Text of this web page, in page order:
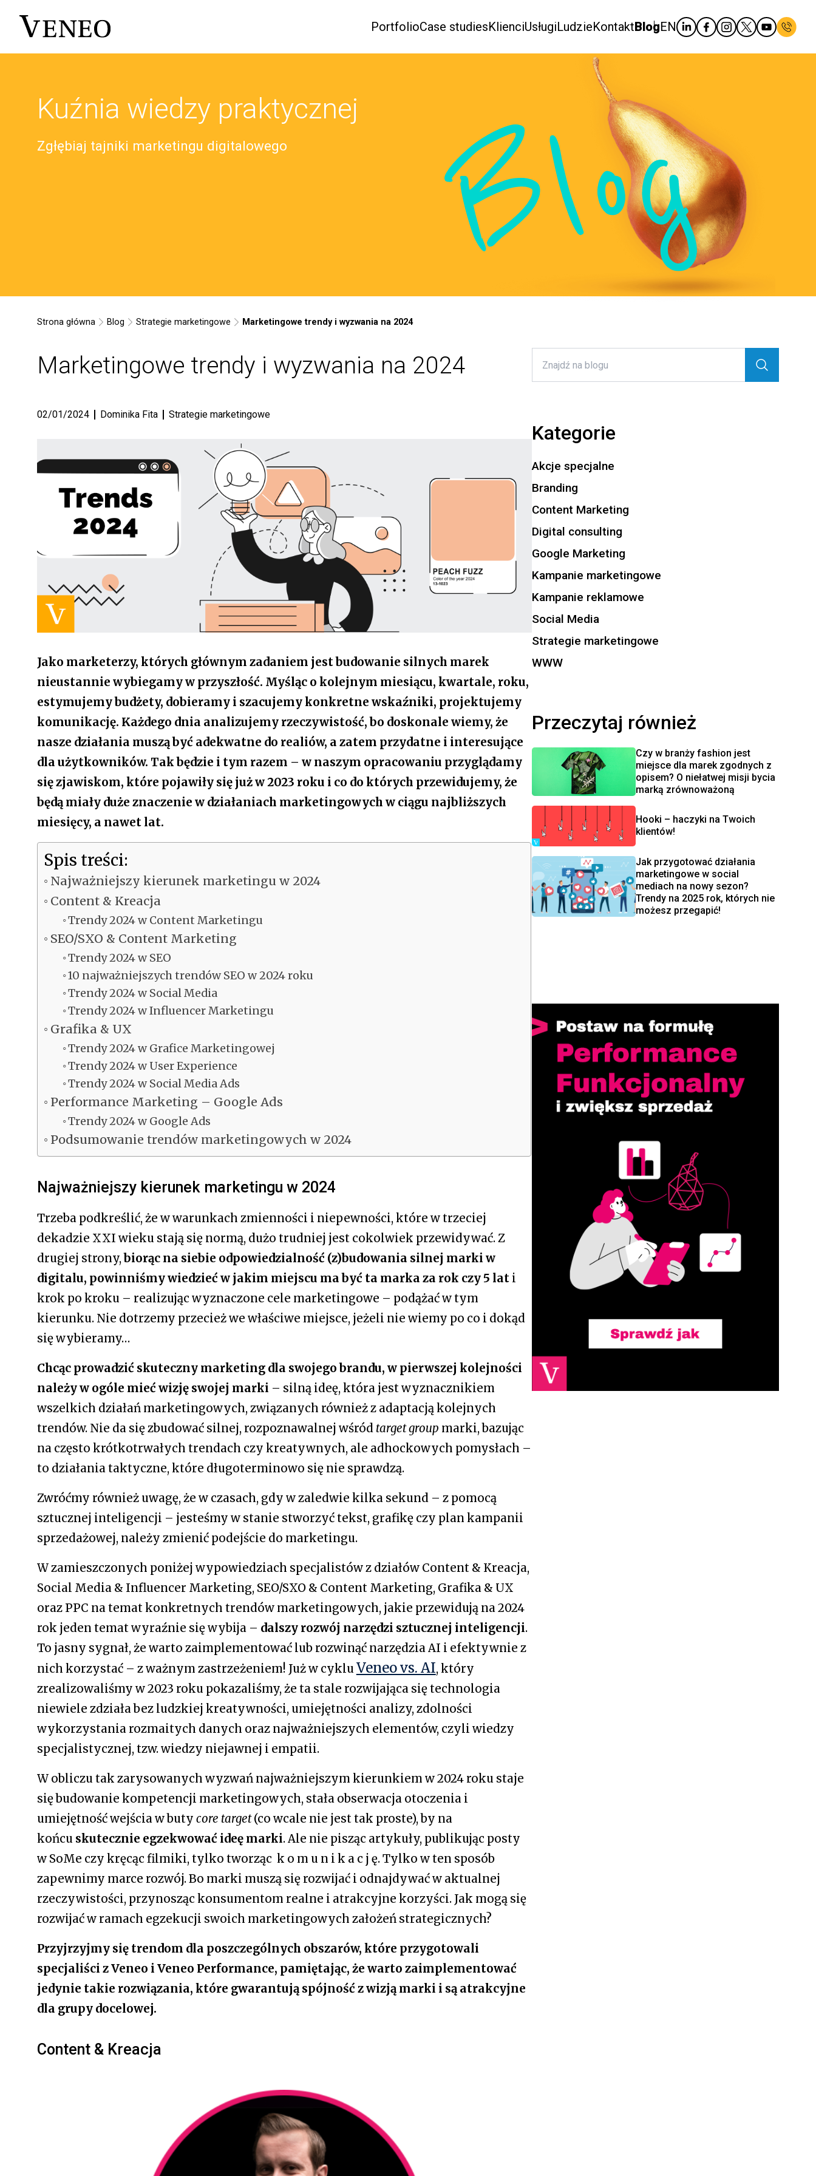
PortfolioCase studiesKlienciUsługiLudzieKontaktBlogEN
Kuźnia wiedzy praktycznej
Zgłębiaj tajniki marketingu digitalowego Blog
Strona główna Blog Strategie marketingowe Marketingowe trendy i wyzwania na 2024
Marketingowe trendy i wyzwania na 2024
02/01/2024 Dominika Fita Strategie marketingowe
Jako marketerzy, których głównym zadaniem jest budowanie silnych marek
nieustannie wybiegamy w przyszłość. Myśląc o kolejnym miesiącu, kwartale, roku,
estymujemy budżety, dobieramy i szacujemy konkretne wskaźniki, projektujemy
komunikację. Każdego dnia analizujemy rzeczywistość, bo doskonale wiemy, że
nasze działania muszą być adekwatne do realiów, a zatem przydatne i interesujące
dla użytkowników. Tak będzie i tym razem – w naszym opracowaniu przyglądamy
się zjawiskom, które pojawiły się już w 2023 roku i co do których przewidujemy, że
będą miały duże znaczenie w działaniach marketingowych w ciągu najbliższych
miesięcy, a nawet lat.
Spis treści:
Najważniejszy kierunek marketingu w 2024
Content & Kreacja
Trendy 2024 w Content Marketingu
SEO/SXO & Content Marketing
Trendy 2024 w SEO
10 najważniejszych trendów SEO w 2024 roku
Trendy 2024 w Social Media
Trendy 2024 w Influencer Marketingu
Grafika & UX
Trendy 2024 w Grafice Marketingowej
Trendy 2024 w User Experience
Trendy 2024 w Social Media Ads
Performance Marketing – Google Ads
Trendy 2024 w Google Ads
Podsumowanie trendów marketingowych w 2024
Najważniejszy kierunek marketingu w 2024
Trzeba podkreślić, że w warunkach zmienności i niepewności, które w trzeciej
dekadzie XXI wieku stają się normą, dużo trudniej jest cokolwiek przewidywać. Z
drugiej strony,biorąc na siebie odpowiedzialność (z)budowania silnej marki w
digitalu, powinniśmy wiedzieć w jakim miejscu ma być ta marka za rok czy 5 lati
krok po kroku – realizując wyznaczone cele marketingowe – podążać w tym
kierunku. Nie dotrzemy przecież we właściwe miejsce, jeżeli nie wiemy po co i dokąd
się wybieramy…
Chcąc prowadzić skuteczny marketing dla swojego brandu, w pierwszej kolejności
należy w ogóle mieć wizję swojej marki – silną ideę, która jest wyznacznikiem
wszelkich działań marketingowych, związanych również z adaptacją kolejnych
trendów. Nie da się zbudować silnej, rozpoznawalnej wśród target group marki, bazując
na często krótkotrwałych trendach czy kreatywnych, ale adhockowych pomysłach –
to działania taktyczne, które długoterminowo się nie sprawdzą.
Zwróćmy również uwagę, że w czasach, gdy w zaledwie kilka sekund – z pomocą
sztucznej inteligencji – jesteśmy w stanie stworzyć tekst, grafikę czy plan kampanii
sprzedażowej, należy zmienić podejście do marketingu.
W zamieszczonych poniżej wypowiedziach specjalistów z działów Content & Kreacja,
Social Media & Influencer Marketing, SEO/SXO & Content Marketing, Grafika & UX
oraz PPC na temat konkretnych trendów marketingowych, jakie przewidują na 2024
rok jeden temat wyraźnie się wybija – dalszy rozwój narzędzi sztucznej inteligencji.
To jasny sygnał, że warto zaimplementować lub rozwinąć narzędzia AI i efektywnie z
nich korzystać – z ważnym zastrzeżeniem! Już w cyklu Veneo vs. AI, który
zrealizowaliśmy w 2023 roku pokazaliśmy, że ta stale rozwijająca się technologia
niewiele zdziała bez ludzkiej kreatywności, umiejętności analizy, zdolności
wykorzystania rozmaitych danych oraz najważniejszych elementów, czyli wiedzy
specjalistycznej, tzw. wiedzy niejawnej i empatii.
W obliczu tak zarysowanych wyzwań najważniejszym kierunkiem w 2024 roku staje
się budowanie kompetencji marketingowych, stała obserwacja otoczenia i
umiejętność wejścia w buty core target(co wcale nie jest tak proste), by na
końcu skutecznie egzekwować ideę marki. Ale nie pisząc artykuły, publikując posty
w SoMe czy kręcąc filmiki, tylko tworząc k o m u n i k a c j ę. Tylko w ten sposób
zapewnimy marce rozwój. Bo marki muszą się rozwijać i odnajdywać w aktualnej
rzeczywistości, przynosząc konsumentom realne i atrakcyjne korzyści. Jak mogą się
rozwijać w ramach egzekucji swoich marketingowych założeń strategicznych?
Przyjrzyjmy się trendom dla poszczególnych obszarów, które przygotowali
specjaliści z Veneo i Veneo Performance, pamiętając, że warto zaimplementować
jedynie takie rozwiązania, które gwarantują spójność z wizją marki i są atrakcyjne
dla grupy docelowej.
Content & Kreacja
Kategorie
Akcje specjalne
Branding
Content Marketing
Digital consulting
Google Marketing
Kampanie marketingowe
Kampanie reklamowe
Social Media
Strategie marketingowe
WWW
Przeczytaj również
Czy w branży fashion jest
miejsce dla marek zgodnych z
opisem? O niełatwej misji bycia
marką zrównoważoną
Hooki – haczyki na Twoich
klientów!
Jak przygotować działania
marketingowe w social
mediach na nowy sezon?
Trendy na 2025 rok, których nie
możesz przegapić!